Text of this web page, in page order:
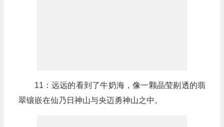
11：远远的看到了牛奶海，像一颗晶莹剔透的翡
翠镶嵌在仙乃日神山与央迈勇神山之中。